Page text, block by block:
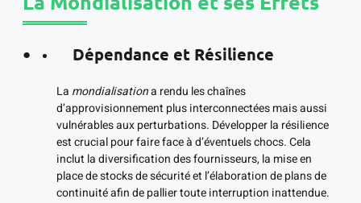
Dépendance et Résilience
La mondialisationa rendu les chaînes
d’approvisionnement plus interconnectées mais aussi
vulnérables aux perturbations. Développer la résilience
est crucial pour faire face à d’éventuels chocs. Cela
inclut la diversification des fournisseurs, la mise en
place de stocks de sécurité et l’élaboration de plans de
continuité afin de pallier toute interruption inattendue.